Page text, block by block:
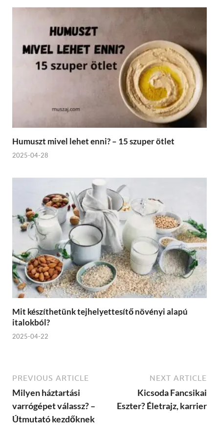
Humuszt mivel lehet enni? – 15 szuper ötlet
2025-04-28
Mit készíthetünk tejhelyettesítő növényi alapú
italokból?
2025-04-22
PREVIOUS ARTICLE
Milyen háztartási
varrógépet válassz? –
Útmutató kezdőknek
NEXT ARTICLE
Kicsoda Fancsikai
Eszter? Életrajz, karrier